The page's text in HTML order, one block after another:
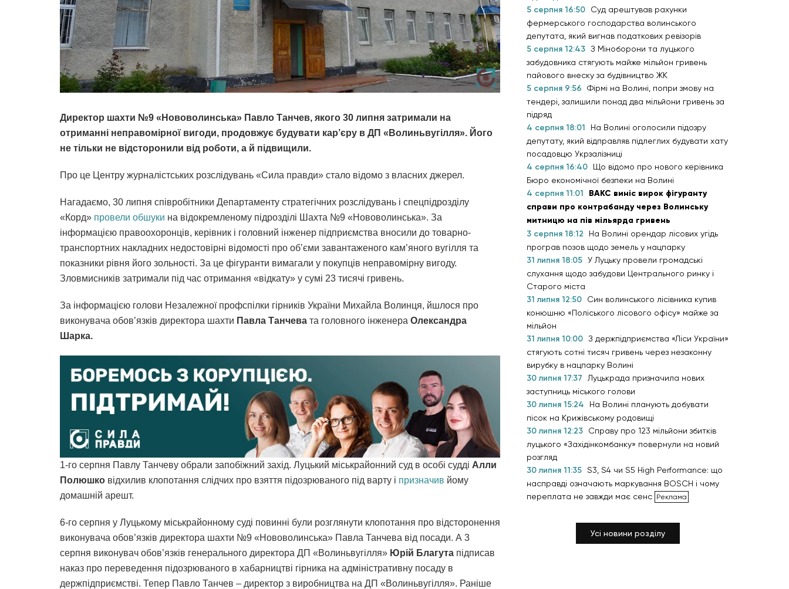
Директор шахти №9 «Нововолинська» Павло Танчев, якого 30 липня затримали на
отриманні неправомірної вигоди, продовжує будувати кар’єру в ДП «Волиньвугілля». Його
не тільки не відсторонили від роботи, а й підвищили.
Про це Центру журналістських розслідувань «Сила правди» стало відомо з власних джерел.
Нагадаємо, 30 липня співробітники Департаменту стратегічних розслідувань і спецпідрозділу
«Корд» провели обшуки на відокремленому підрозділі Шахта №9 «Нововолинська». За
інформацією правоохоронців, керівник і головний інженер підприємства вносили до товарно-
транспортних накладних недостовірні відомості про об’єми завантаженого кам’яного вугілля та
показники рівня його зольності. За це фігуранти вимагали у покупців неправомірну вигоду.
Зловмисників затримали під час отримання «відкату» у сумі 23 тисячі гривень.
За інформацією голови Незалежної профспілки гірників України Михайла Волинця, йшлося про
виконувача обов’язків директора шахти Павла Танчева та головного інженера Олександра
Шарка.
1-го серпня Павлу Танчеву обрали запобіжний захід. Луцький міськрайонний суд в особі судді Алли
Полюшко відхилив клопотання слідчих про взяття підозрюваного під варту і призначив йому
домашній арешт.
6-го серпня у Луцькому міськрайонному суді повинні були розглянути клопотання про відсторонення
виконувача обов’язків директора шахти №9 «Нововолинська» Павла Танчева від посади. А 3
серпня виконувач обов’язків генерального директора ДП «Волиньвугілля» Юрій Благута підписав
наказ про переведення підозрюваного в хабарництві гірника на адміністративну посаду в
держпідприємстві. Тепер Павло Танчев – директор з виробництва на ДП «Волиньвугілля». Раніше
5 серпня 16:50
Суд арештував рахунки
фермерського господарства волинського
депутата, який вигнав податкових ревізорів
5 серпня 12:43 З Міноборони та луцького
забудовника стягують майже мільйон гривень
пайового внеску за будівництво ЖК
5 серпня 9:56
Фірмі на Волині, попри змову на
тендері, залишили понад два мільйони гривень за
підряд
4 серпня 18:01
На Волині оголосили підозру
депутату, який відправляв підлеглих будувати хату
посадовцю Укрзалізниці
4 серпня 16:40
Що відомо про нового керівника
Бюро економічної безпеки на Волині
4 серпня 11:01
ВАКС виніс вирок фігуранту
справи про контрабанду через Волинську
митницю на пів мільярда гривень
3 серпня 18:12
На Волині орендар лісових угідь
програв позов щодо земель у нацпарку
31 липня 18:05 У Луцьку провели громадські
слухання щодо забудови Центрального ринку і
Старого міста
31 липня 12:50
Син волинського лісівника купив
конюшню «Поліського лісового офісу» майже за
мільйон
31 липня 10:00 З держпідприємства «Ліси України»
стягують сотні тисяч гривень через незаконну
вирубку в нацпарку Волині
30 липня 17:37
Луцькрада призначила нових
заступниць міського голови
30 липня 15:24
На Волині планують добувати
пісок на Крижівському родовищі
30 липня 12:23
Справу про 123 мільйони збитків
луцького «Західінкомбанку» повернули на новий
розгляд
30 липня 11:35 S3, S4 чи S5 High Performance: що
насправді означають маркування BOSCH і чому
переплата не завжди має сенс
Усі новини розділу